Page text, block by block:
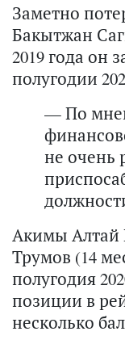
Заметно
Бакытжан
2019 года он
полугодии
— По
не очень
Акимы Алтай
Трумов (14
полугодия
позиции в
несколько